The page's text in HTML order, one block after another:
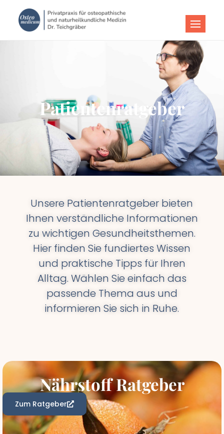
Osteomedicum Kiel
Patientenratgeber
Unsere Patientenratgeber bieten
Ihnen verständliche Informationen
zu wichtigen Gesundheitsthemen.
Hier finden Sie fundiertes Wissen
und praktische Tipps für Ihren
Alltag. Wählen Sie einfach das
passende Thema aus und
informieren Sie sich in Ruhe.
Nährstoff Ratgeber
Zum Ratgeber